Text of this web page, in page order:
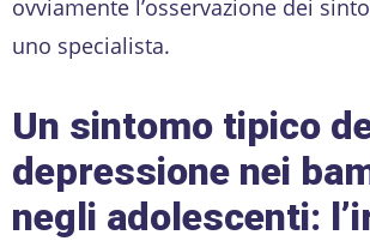
ovviamente l’osservazione dei
uno specialista.
Un sintomo tipico
depressione nei
negli adolescenti: